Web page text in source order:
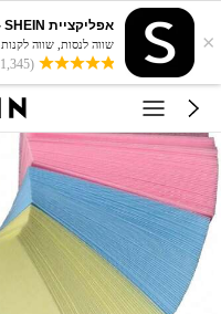
×
אפליקציית SHEIN - מוכן, הכן, סטייל!
שווה לנסות, שווה לקנות
(1,345)